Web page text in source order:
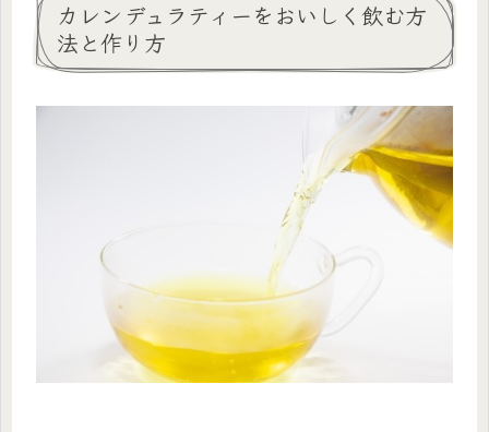
カレンデュラティーをおいしく飲む方
法と作り方